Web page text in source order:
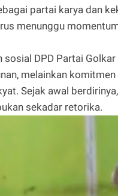
partai karya dan
menunggu
DPD Partai
melainkan
Sejak awal
sekadar retorika.